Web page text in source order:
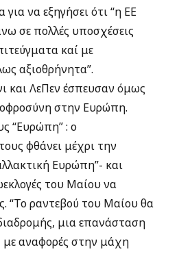
να εξηγήσει ότι “η ΕΕ
σε πολλές υποσχέσεις
καί με
αξιοθρήνητα”.
και ΛεΠεν έσπευσαν όμως
στην Ευρώπη.
“Ευρώπη” : ο
φθάνει μέχρι την
Ευρώπη”- και
του Μαίου να
“Το ραντεβού του Μαίου θα
μια επανάσταση
με αναφορές στην μάχη